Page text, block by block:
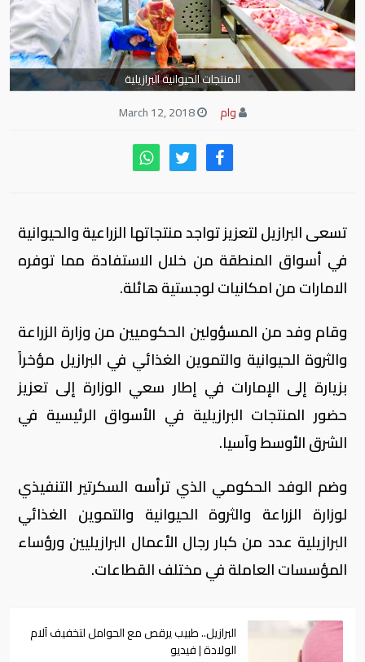
المنتجات الحيوانية البرازيلية
وام
March 12, 2018
تسعى البرازيل لتعزيز تواجد منتجاتها الزراعية والحيوانية
في أسواق المنطقة من خلال الاستفادة مما توفره
الامارات من امكانيات لوجستية هائلة.
وقام وفد من المسؤولين الحكوميين من وزارة الزراعة
والثروة الحيوانية والتموين الغذائي في البرازيل مؤخراً
بزيارة إلى الإمارات في إطار سعي الوزارة إلى تعزيز
حضور المنتجات البرازيلية في الأسواق الرئيسية في
الشرق الأوسط وآسيا.
وضم الوفد الحكومي الذي ترأسه السكرتير التنفيذي
لوزارة الزراعة والثروة الحيوانية والتموين الغذائي
البرازيلية عدد من كبار رجال الأعمال البرازيليين ورؤساء
المؤسسات العاملة في مختلف القطاعات.
البرازيل.. طبيب يرقص مع الحوامل لتخفيف آلام
الولادة | فيديو